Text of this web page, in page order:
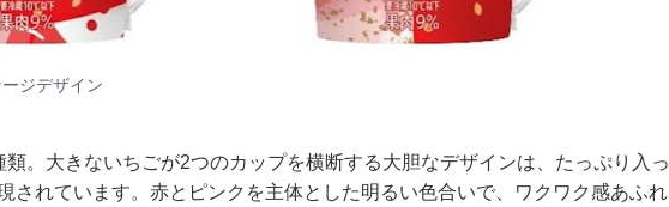
ジデザイン
。大きないちごが2つのカップを横断する大胆なデザインは、たっぷり入っ
されています。赤とピンクを主体とした明るい色合いで、ワクワク感あふれ